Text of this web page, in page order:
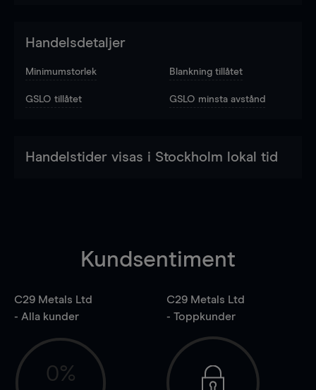
Handelsdetaljer
Minimumstorlek Blankning tillåtet
GSLO tillåtet GSLO minsta avstånd
Handelstider visas i Stockholm lokal tid
Kundsentiment
C29 Metals Ltd
- Alla kunder
0%
C29 Metals Ltd
- Toppkunder